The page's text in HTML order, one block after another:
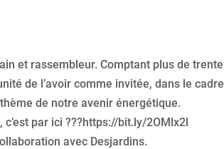
et rassembleur. Comptant plus de trente
de l’avoir comme invitée, dans le cadre
de notre avenir énergétique.
par ici ???https://bit.ly/2OMlx2l
avec Desjardins.